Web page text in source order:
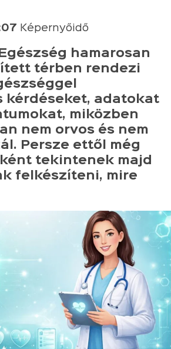
Képernyőidő
hamarosan
térben rendezi
kérdéseket, adatokat
miközben
nem orvos és nem
Persze ettől még
tekintenek majd
felkészíteni, mire